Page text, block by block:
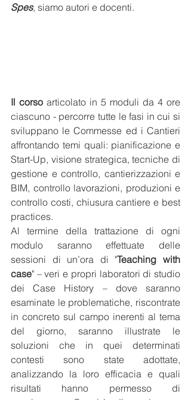
Spes, siamo autori e docenti.
Il corso articolato in 5 moduli da 4 ore
ciascuno - percorre tutte le fasi in cui si
sviluppano le Commesse ed i Cantieri
affrontando temi quali: pianificazione e
Start-Up, visione strategica, tecniche di
gestione e controllo, cantierizzazioni e
BIM, controllo lavorazioni, produzioni e
controllo costi, chiusura cantiere e best
practices.
Al termine della trattazione di ogni
modulo saranno effettuate delle
sessioni di un’ora di "Teaching with
case" – veri e propri laboratori di studio
dei Case History – dove saranno
esaminate le problematiche, riscontrate
in concreto sul campo inerenti al tema
del giorno, saranno illustrate le
soluzioni che in quei determinati
contesti sono state adottate,
analizzando la loro efficacia e quali
risultati hanno permesso di